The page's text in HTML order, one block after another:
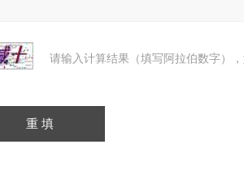
请输入计算结果（填写阿拉伯数字）